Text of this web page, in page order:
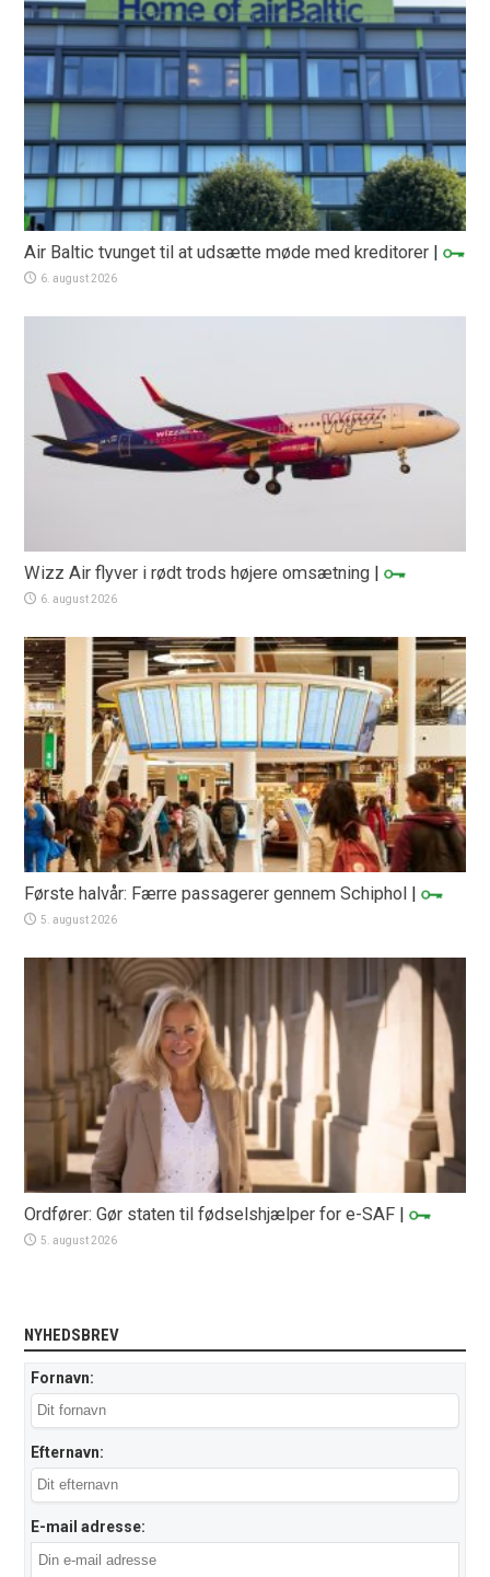
Air Baltic tvunget til at udsætte møde med kreditorer |
6. august 2026
Wizz Air flyver i rødt trods højere omsætning |
6. august 2026
Første halvår: Færre passagerer gennem Schiphol |
5. august 2026
Ordfører: Gør staten til fødselshjælper for e-SAF |
5. august 2026
NYHEDSBREV
Fornavn:
Efternavn:
E-mail adresse: